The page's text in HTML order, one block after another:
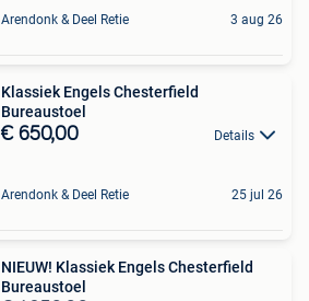
Arendonk & Deel Retie 3 aug 26
Klassiek Engels Chesterfield
Bureaustoel
€ 650,00 Details
Arendonk & Deel Retie 25 jul 26
NIEUW! Klassiek Engels Chesterfield
Bureaustoel